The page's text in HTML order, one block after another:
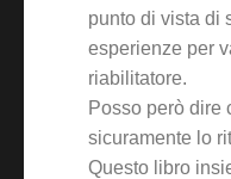
punto di vista di
esperienze per
riabilitatore.
Posso però dire
sicuramente lo
Questo libro